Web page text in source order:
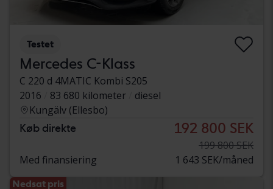
Testet
Mercedes C-Klass
C 220 d 4MATIC Kombi S205
2016
83 680 kilometer
diesel
Kungälv (Ellesbo)
Køb direkte 192 800 SEK
199 800 SEK
Med finansiering
1 643 SEK/måned
Nedsat pris